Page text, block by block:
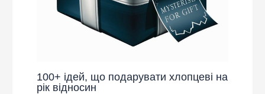
100+ ідей, що подарувати хлопцеві на
рік відносин